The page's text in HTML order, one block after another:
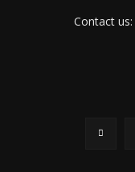
Contact us: